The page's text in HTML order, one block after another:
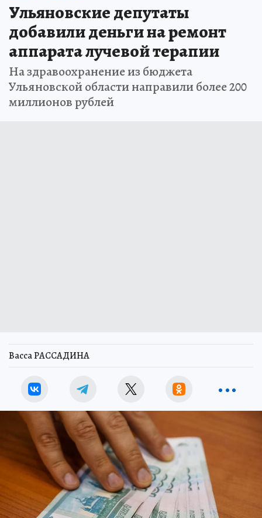
Ульяновские депутаты
добавили деньги на ремонт
аппарата лучевой терапии
На здравоохранение из бюджета
Ульяновской области направили более 200
миллионов рублей
Васса РАССАДИНА